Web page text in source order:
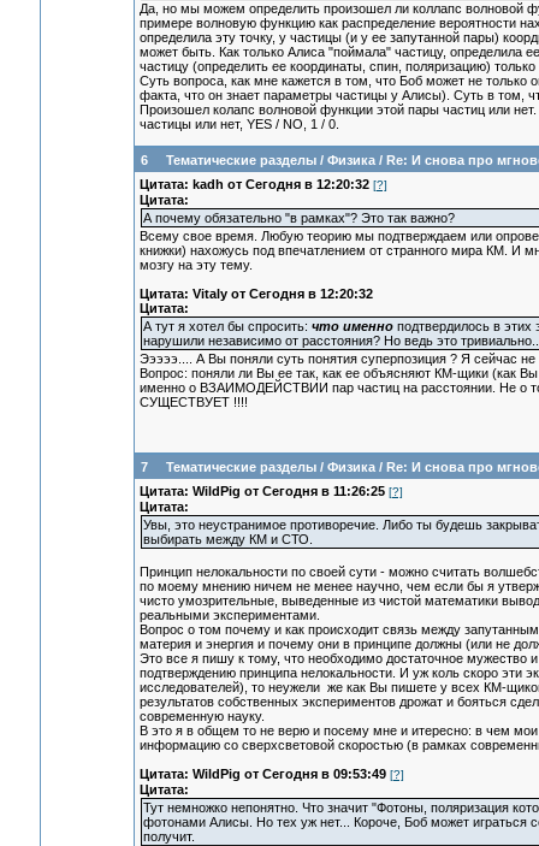
Да, но мы можем определить произошел ли коллапс волновой
примере волновую функцию как распределение вероятности
определила эту точку, у частицы (и у ее запутанной пары)
может быть. Как только Алиса "поймала" частицу, определила
частицу (определить ее координаты, спин, поляризацию)
Суть вопроса, как мне кажется в том, что Боб может не только
факта, что он знает параметры частицы у Алисы). Суть в том,
Произошел колапс волновой функции этой пары частиц или
частицы или нет, YES / NO, 1 / 0.
6 Тематические разделы/ Физика/ Re: И снова про
Цитата: kadh от Сегодня в 12:20:32 [?]
Цитата:
А почему обязательно "в рамках"? Это так важно?
Всему свое время. Любую теорию мы подтверждаем или
книжки) нахожусь под впечатлением от странного мира КМ. И
мозгу на эту тему.
Цитата: Vitaly от Сегодня в 12:20:32
Цитата:
А тут я хотел бы спросить: что именноподтвердилось в этих
нарушили независимо от расстояния? Но ведь это
Эээээ.... А Вы поняли суть понятия суперпозиция ? Я сейчас
Вопрос: поняли ли Вы ее так, как ее объясняют КМ-щики (как
именно о ВЗАИМОДЕЙСТВИИ пар частиц на расстоянии. Не о
СУЩЕСТВУЕТ !!!!
7 Тематические разделы/ Физика/ Re: И снова про
Цитата: WildPig от Сегодня в 11:26:25 [?]
Цитата:
Увы, это неустранимое противоречие. Либо ты будешь
выбирать между КМ и СТО.
Принцип нелокальности по своей сути - можно считать
по моему мнению ничем не менее научно, чем если бы я
чисто умозрительные, выведенные из чистой математики
реальными экспериментами.
Вопрос о том почему и как происходит связь между
материя и энергия и почему они в принципе должны (или не
Это все я пишу к тому, что необходимо достаточное
подтверждению принципа нелокальности. И уж коль скоро эти
исследователей), то неужели же как Вы пишете у всех КМ-
результатов собственных экспериментов дрожат и бояться
современную науку.
В это я в общем то не верю и посему мне и итересно: в чем
информацию со сверхсветовой скоростью (в рамках
Цитата: WildPig от Сегодня в 09:53:49 [?]
Цитата:
Тут немножко непонятно. Что значит "Фотоны, поляризация
фотонами Алисы. Но тех уж нет... Короче, Боб может играться
получит.